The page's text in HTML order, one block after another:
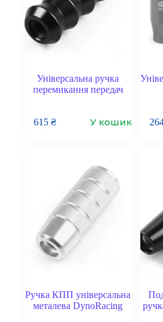
Універсальна ручка
перемикання передач
615₴ У кошик
Ручка КПП універсальна
металева DynoRacing